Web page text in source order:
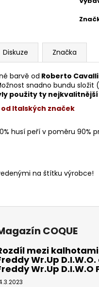
Diskuze Značka
barvě od Roberto Cavalli
snadno bundu
použity ty
Italských značek
husí peří v poměru 90%
na štítku výrobce!
COQUE
mezi kalhotami
Wr.Up D.I.W.O.
Wr.Up D.I.W.O